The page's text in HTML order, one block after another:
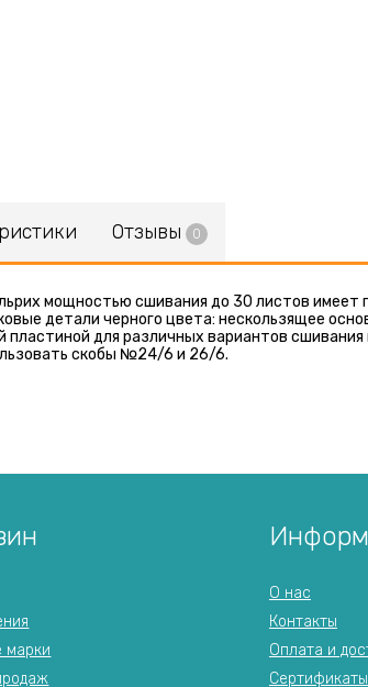
Отзывы 0
мощностью сшивания до 30 листов имеет
детали черного цвета: нескользящее
пластиной для различных вариантов
скобы №24/6 и 26/6.
марки
О нас
Контакты
Оплата и
Сертификаты